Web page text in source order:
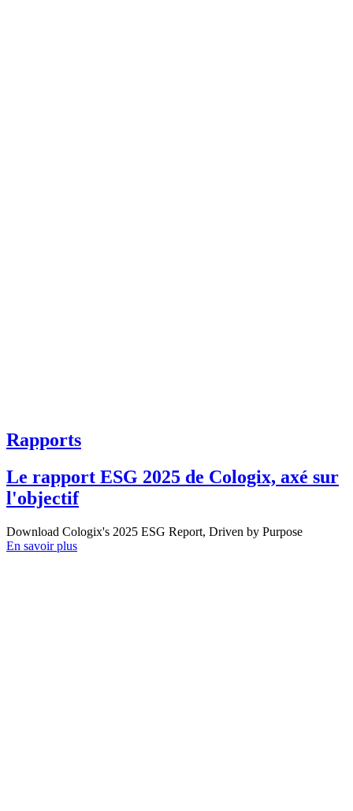
Rapports
Le rapport ESG 2025 de Cologix, axé sur
l'objectif
Download Cologix's 2025 ESG Report, Driven by Purpose
En savoir plus